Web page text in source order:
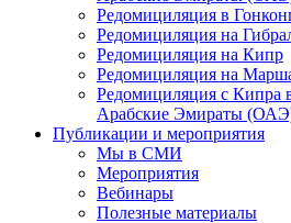
Редомициляция в
Редомициляция на
Редомициляция на Кипр
Редомициляция на
Редомициляция с Кипра
Арабские Эмираты
Публикации и мероприятия
Мы в СМИ
Мероприятия
Вебинары
Полезные материалы